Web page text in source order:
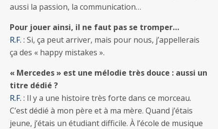
aussi la passion, la communication…
Pour jouer ainsi, il ne faut pas se tromper…
R.F. : Si, ça peut arriver, mais pour nous, j’appellerais
ça des « happy mistakes ».
« Mercedes » est une mélodie très douce : aussi un
titre dédié ?
R.F. : Il y a une histoire très forte dans ce morceau.
C’est dédié à mon père et à ma mère. Quand j’étais
jeune, j’étais un étudiant difficile. À l’école de musique